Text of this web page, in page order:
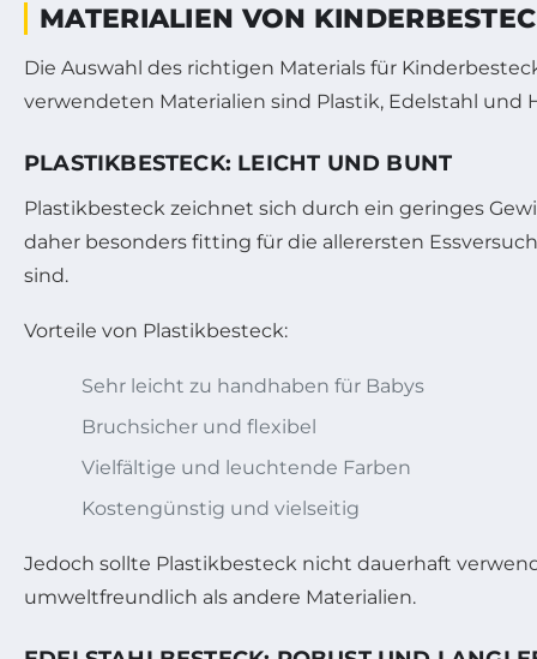
MATERIALIEN VON
Die Auswahl des richtigen Materials für
verwendeten Materialien sind Plastik, Edelstahl und
PLASTIKBESTECK: LEICHT UND BUNT
Plastikbesteck zeichnet sich durch ein geringes
daher besonders fitting für die allerersten
sind.
Vorteile von Plastikbesteck:
Sehr leicht zu handhaben für Babys
Bruchsicher und flexibel
Vielfältige und leuchtende Farben
Kostengünstig und vielseitig
Jedoch sollte Plastikbesteck nicht dauerhaft
umweltfreundlich als andere Materialien.